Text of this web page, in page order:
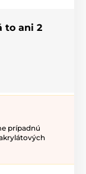
to ani 2
prípadnú